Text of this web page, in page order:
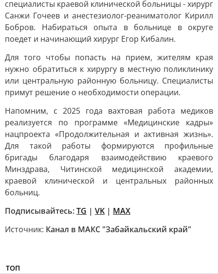
специалисты краевой клинической больницы - хирург
Санжи Гочеев и анестезиолог-реаниматолог Кирилл
Бобров. Набираться опыта в больнице в округе
поедет и начинающий хирург Егор Кибалин.
Для того чтобы попасть на прием, жителям края
нужно обратиться к хирургу в местную поликлинику
или центральную районную больницу. Специалисты
примут решение о необходимости операции.
Напомним, с 2025 года вахтовая работа медиков
реализуется по программе «Медицинские кадры»
нацпроекта «Продолжительная и активная жизнь».
Для такой работы формируются профильные
бригады благодаря взаимодействию краевого
Минздрава, Читинской медицинской академии,
краевой клинической и центральных районных
больниц.
Подписывайтесь:TG | VK | MAX
Источник: Канал в МАКС "Забайкальский край"
ТОП